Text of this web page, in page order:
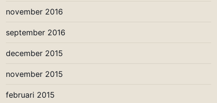
november 2016
september 2016
december 2015
november 2015
februari 2015